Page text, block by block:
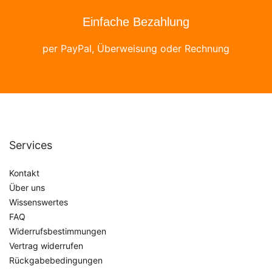
Einfache Bezahlung
per PayPal, Überweisung oder Rechnung
Services
Kontakt
Über uns
Wissenswertes
FAQ
Widerrufsbestimmungen
Vertrag widerrufen
Rückgabebedingungen